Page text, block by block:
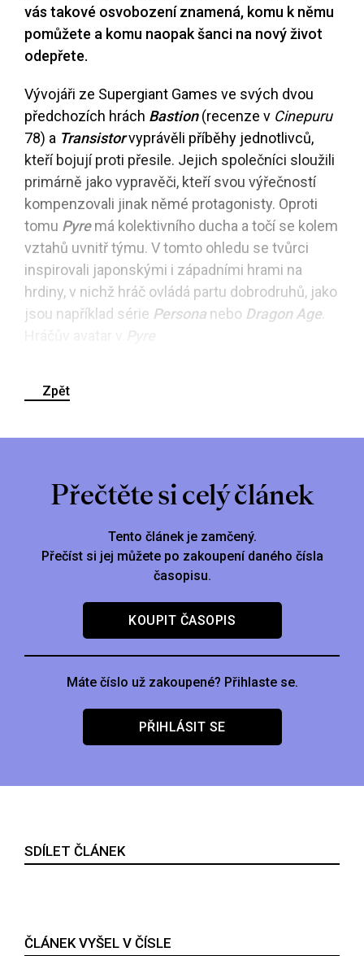
vás takové osvobození znamená, komu k němu
pomůžete a komu naopak šanci na nový život
odepřete.
Vývojáři ze Supergiant Games ve svých dvou
předchozích hrách Bastion (recenze v Cinepuru
78) a Transistorvyprávěli příběhy jednotlivců,
kteří bojují proti přesile. Jejich společníci sloužili
primárně jako vypravěči, kteří svou výřečností
kompenzovali jinak němé protagonisty. Oproti
tomu Pyre má kolektivního ducha a točí se kolem
vztahů uvnitř týmu. V tomto ohledu se tvůrci
inspirovali japonskými i západními hrami na
hrdiny, v nichž hráč ovládá partu dobrodruhů, jako
jsou například série Persona nebo Dragon Age.
Zpět
Přečtěte si celý článek
Tento článek je zamčený.
Přečíst si jej můžete po zakoupení daného čísla
časopisu.
KOUPIT ČASOPIS
Máte číslo už zakoupené? Přihlaste se.
PŘIHLÁSIT SE
SDÍLET ČLÁNEK
ČLÁNEK VYŠEL V ČÍSLE